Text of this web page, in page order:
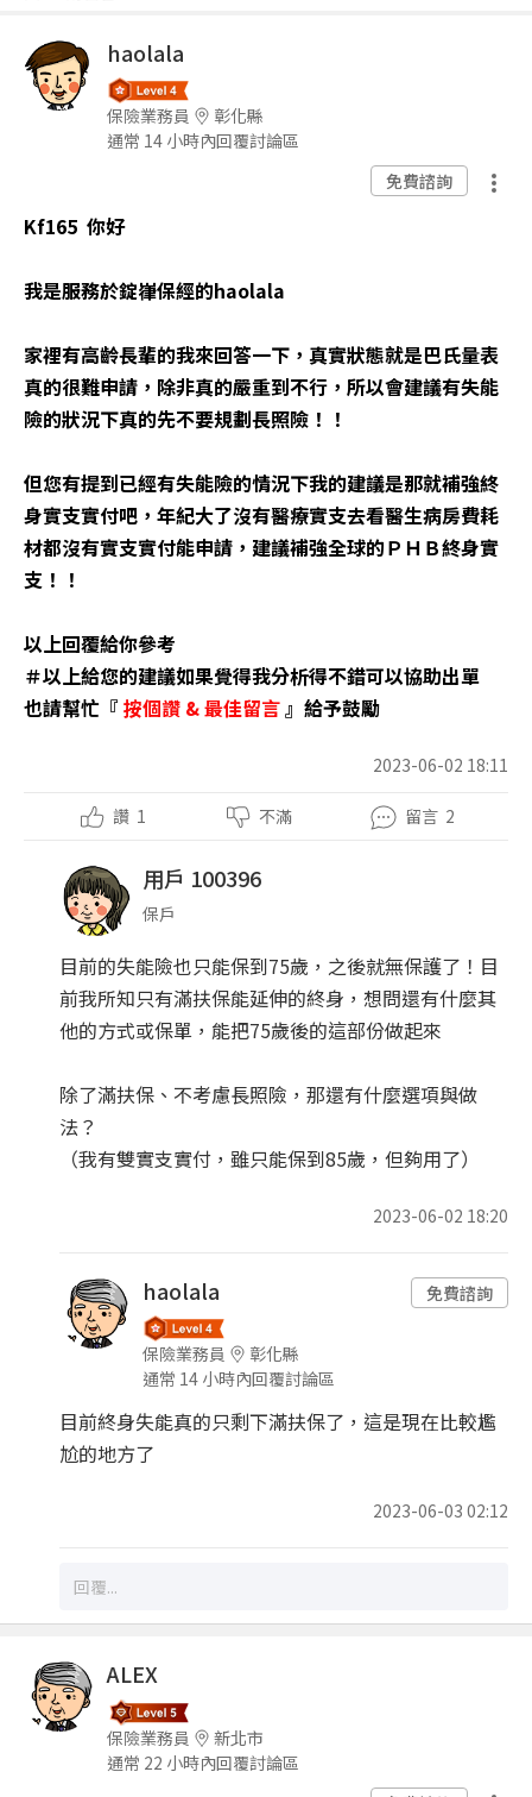
haolala
保險業務員
彰化縣
通常 14 小時內回覆討論區
免費諮詢
Kf165 你好
我是服務於錠嵂保經的haolala
家裡有高齡長輩的我來回答一下，真實狀態就是巴氏量表
真的很難申請，除非真的嚴重到不行，所以會建議有失能
險的狀況下真的先不要規劃長照險！！
但您有提到已經有失能險的情況下我的建議是那就補強終
身實支實付吧，年紀大了沒有醫療實支去看醫生病房費耗
材都沒有實支實付能申請，建議補強全球的ＰＨＢ終身實
支！！
以上回覆給你參考
＃以上給您的建議如果覺得我分析得不錯可以協助出單
也請幫忙『 按個讚 & 最佳留言』給予鼓勵
2023-06-02 18:11
讚 1 不滿 留言 2
用戶 100396
保戶
目前的失能險也只能保到75歲，之後就無保護了！目
前我所知只有滿扶保能延伸的終身，想問還有什麼其
他的方式或保單，能把75歲後的這部份做起來
除了滿扶保、不考慮長照險，那還有什麼選項與做
法？
（我有雙實支實付，雖只能保到85歲，但夠用了）
2023-06-02 18:20
haolala
保險業務員
彰化縣
通常 14 小時內回覆討論區
免費諮詢
目前終身失能真的只剩下滿扶保了，這是現在比較尷
尬的地方了
2023-06-03 02:12
ALEX
保險業務員
新北市
通常 22 小時內回覆討論區